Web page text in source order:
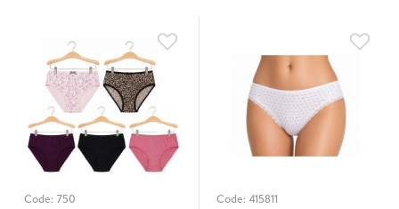
Code: 750 Code: 415811